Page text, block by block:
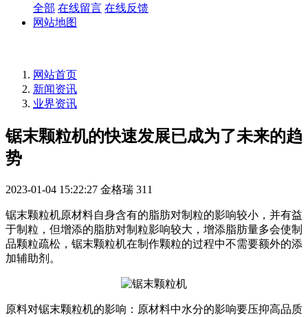
全部 在线留言 在线反馈
网站地图
网站首页
新闻资讯
业界资讯
锯末颗粒机的快速发展已成为了未来的趋
势
2023-01-04 15:22:27 金格瑞 311
锯末颗粒机原材料自身含有的脂肪对制粒的影响较小，并有益
于制粒，但增添的脂肪对制粒影响较大，增添脂肪量多会使制
品颗粒疏松，锯末颗粒机在制作颗粒的过程中不需要额外的添
加辅助剂。
原料对锯末颗粒机的影响：原材料中水分的影响要压抑高品质